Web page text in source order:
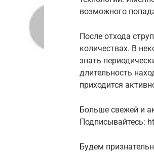
возможного
После отхода
количествах. В
знать
длительность
приходится
Больше свежей и
Подписывайтесь:
Будем